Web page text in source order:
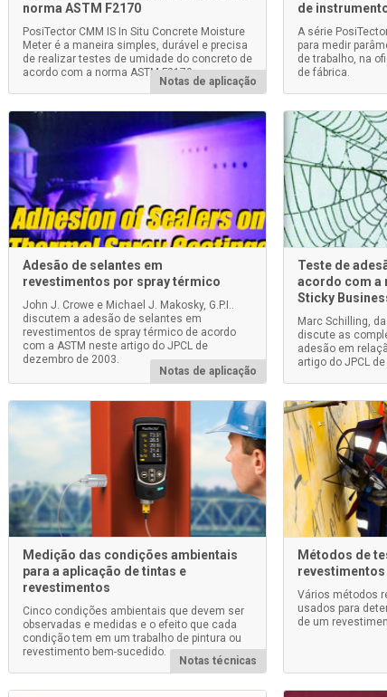
norma ASTM F2170
PosiTector CMM IS In Situ Concrete Moisture
Meter é a maneira simples, durável e precisa
de realizar testes de umidade do concreto de
acordo com a norma ASTM F2170.
Notas de aplicação
de
A série
para medir
de trabalho, na
de fábrica.
Adesão de selantes em
revestimentos por spray térmico
John J. Crowe e Michael J. Makosky, G.P.I..
discutem a adesão de selantes em
revestimentos de spray térmico de acordo
com a ASTM neste artigo do JPCL de
dezembro de 2003.
Notas de aplicação
Teste de
acordo com a
Sticky
Marc Schilling,
discute as
adesão em
artigo do JPCL
Medição das condições ambientais
para a aplicação de tintas e
revestimentos
Cinco condições ambientais que devem ser
observadas e medidas e o efeito que cada
condição tem em um trabalho de pintura ou
revestimento bem-sucedido.
Notas técnicas
Métodos de
revestimentos
Vários métodos
usados para
de um